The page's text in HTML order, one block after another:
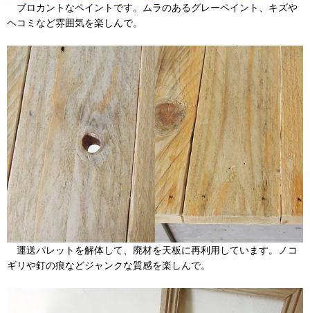
ブロカントなペイントです。ムラのあるグレーペイント、キズや
ヘコミなど雰囲気を楽しんで。
運送パレットを解体して、廃材を天板に再利用しています。ノコ
ギリや釘の痕などジャンクな質感を楽しんで。